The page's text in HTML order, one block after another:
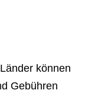
können
Gebühren